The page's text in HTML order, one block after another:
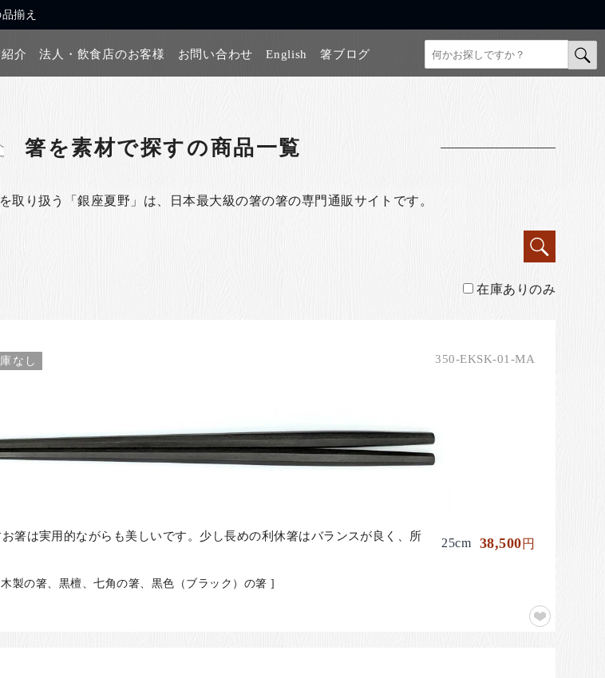
揃え
介 法人・飲食店のお客様 お問い合わせ English 箸ブログ
箸を素材で探すの商品一覧
り扱う「銀座夏野」は、日本最大級の箸の箸の専門通販サイトです。
在庫ありのみ
なし 350-EKSK-01-MA
箸は実用的ながらも美しいです。少し長めの利休箸はバランスが良く、所
製の箸、黒檀、七角の箸、黒色（ブラック）の箸 ]
25cm 38,500円